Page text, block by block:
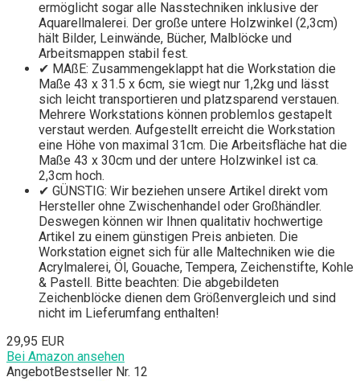
ermöglicht sogar alle Nasstechniken inklusive der
Aquarellmalerei. Der große untere Holzwinkel (2,3cm)
hält Bilder, Leinwände, Bücher, Malblöcke und
Arbeitsmappen stabil fest.
✔ MAßE: Zusammengeklappt hat die Workstation die
Maße 43 x 31.5 x 6cm, sie wiegt nur 1,2kg und lässt
sich leicht transportieren und platzsparend verstauen.
Mehrere Workstations können problemlos gestapelt
verstaut werden. Aufgestellt erreicht die Workstation
eine Höhe von maximal 31cm. Die Arbeitsfläche hat die
Maße 43 x 30cm und der untere Holzwinkel ist ca.
2,3cm hoch.
✔ GÜNSTIG: Wir beziehen unsere Artikel direkt vom
Hersteller ohne Zwischenhandel oder Großhändler.
Deswegen können wir Ihnen qualitativ hochwertige
Artikel zu einem günstigen Preis anbieten. Die
Workstation eignet sich für alle Maltechniken wie die
Acrylmalerei, Öl, Gouache, Tempera, Zeichenstifte, Kohle
& Pastell. Bitte beachten: Die abgebildeten
Zeichenblöcke dienen dem Größenvergleich und sind
nicht im Lieferumfang enthalten!
29,95 EUR
Bei Amazon ansehen
AngebotBestseller Nr. 12